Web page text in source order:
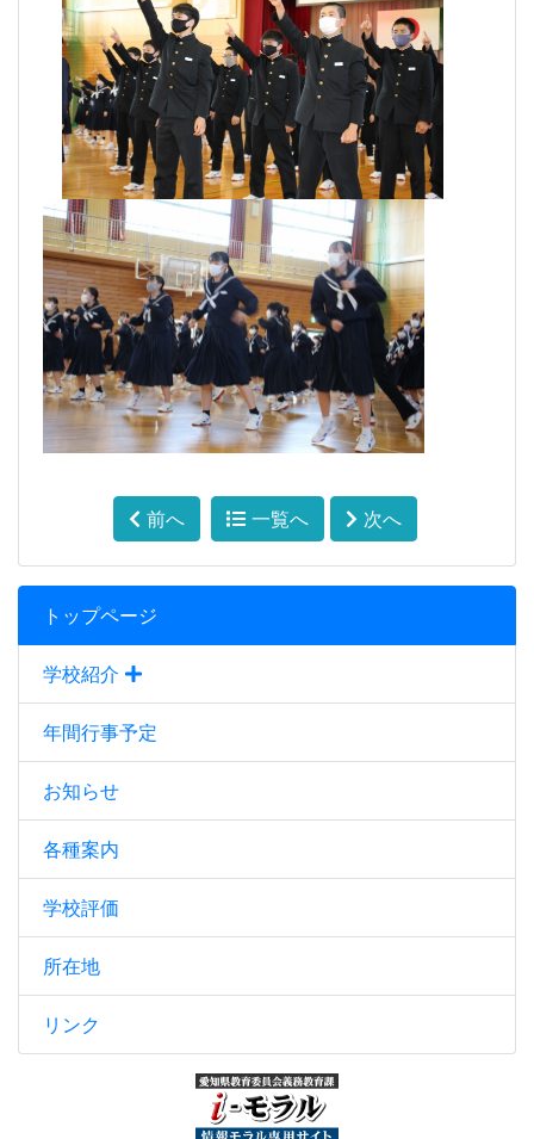
トップページ
学校紹介
年間行事予定
お知らせ
各種案内
学校評価
所在地
リンク
前へ 一覧へ 次へ